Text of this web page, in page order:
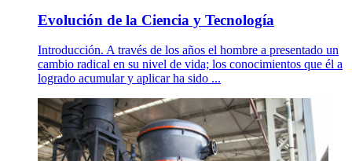
Evolución de la Ciencia y Tecnología
Introducción. A través de los años el hombre a presentado un
cambio radical en su nivel de vida; los conocimientos que él a
logrado acumular y aplicar ha sido ...